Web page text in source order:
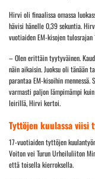
Hirvi oli finaalissa omassa
hävisi hänelle 0,39 sekuntia.
vuotiaiden EM-kisojen tulosrajan
– Olen erittäin tyytyväinen.
näin aikaisin. Juoksu oli tänään
parantaa EM-kisoihin
varmasti paljon lämpimämpi
leirillä, Hirvi kertoi.
Tyttöjen kuulassa viisi
17-vuotiaiden tyttöjen
Voiton vei Turun Urheiluliiton
että toisella kierroksella.